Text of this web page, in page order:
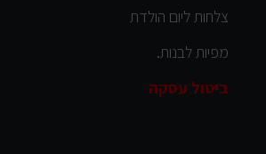
צלחות ליום הולדת
מפיות לבנות.
ביטול עסקה